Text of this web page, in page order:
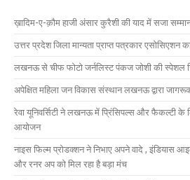
ख़ादिम-ए-क़ौम हाजी अंसार कुरैशी की याद में सजा
उत्तर प्रदेश जिला मान्यता प्राप्त पत्रकार एसोसिएशन
लखनऊ से चीफ फोटो जर्नलिस्ट पंकज जोशी की स्पेशल
अपेक्षित महिला जन विकास संस्थान लखनऊ द्वारा
रेवा यूनिवर्सिटी ने लखनऊ में प्रिंसिपल्स और फैकल्टी के
आयोजन
नाइस फिल्म प्रोडक्शन ने निभाए अपने वादे , इंडियास
और रनर अप को मिल रहा है बड़ा मंच